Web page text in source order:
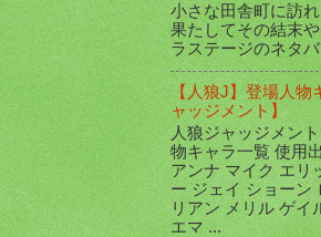
小さな田舎町に訪
果たしてその結末
ラステージのネタ
【人狼J】登場人物
ャッジメント】
人狼ジャッジメン
物キャラ一覧 使用
アンナ マイク エリ
ー ジェイ ショーン
リアン メリル ゲイ
エマ ...